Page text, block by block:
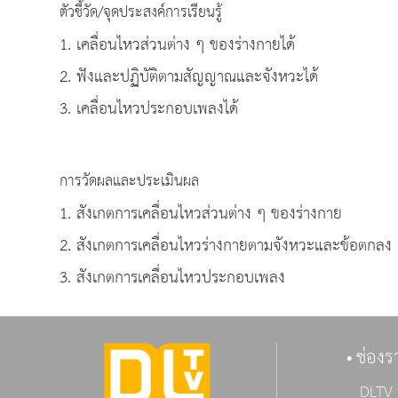
ตัวชี้วัด/จุดประสงค์การเรียนรู้
1. เคลื่อนไหวส่วนต่าง ๆ ของร่างกายได้
2. ฟังและปฏิบัติตามสัญญาณและจังหวะได้
3. เคลื่อนไหวประกอบเพลงได้
การวัดผลและประเมินผล
1. สังเกตการเคลื่อนไหวส่วนต่าง ๆ ของร่างกาย
2. สังเกตการเคลื่อนไหวร่างกายตามจังหวะและข้อตกลง
3. สังเกตการเคลื่อนไหวประกอบเพลง
ช่อง